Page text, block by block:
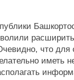
что для
иметь